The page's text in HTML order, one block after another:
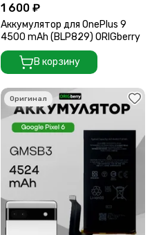
1 600 ₽
Аккумулятор для OnePlus 9
4500 mAh (BLP829) ORIGberry
В корзину